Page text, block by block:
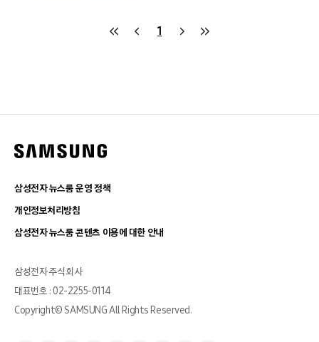
1
삼성전자 뉴스룸 운영 정책
개인정보처리방침
삼성전자 뉴스룸 콘텐츠 이용에 대한 안내
삼성전자 주식회사
대표번호 : 02-2255-0114
Copyright© SAMSUNG All Rights Reserved.